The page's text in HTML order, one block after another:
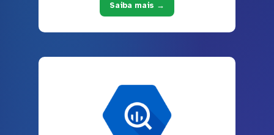
Saiba mais →